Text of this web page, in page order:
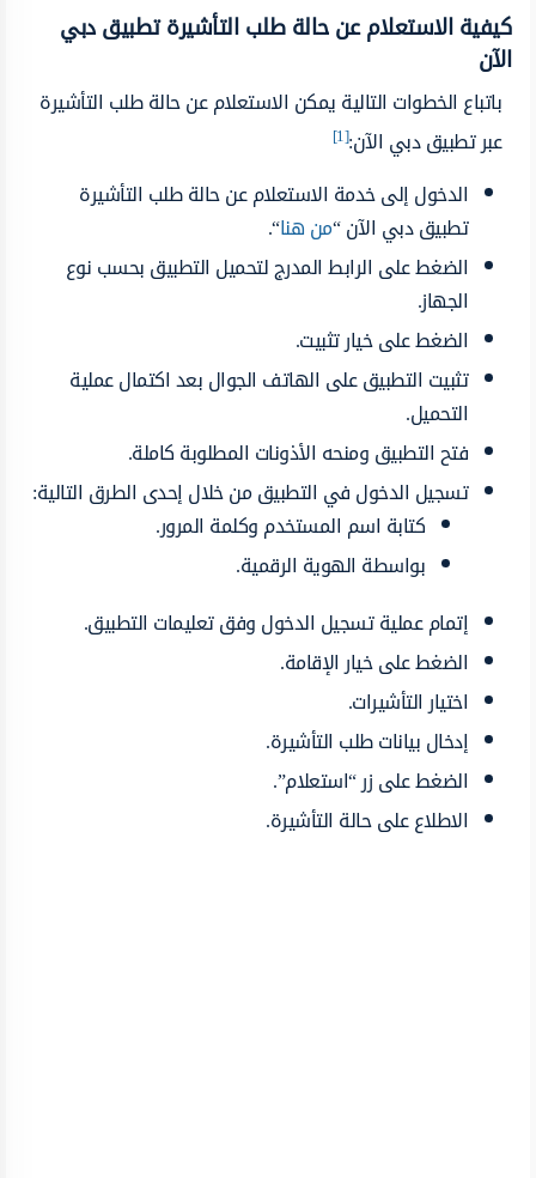
كيفية الاستعلام عن حالة طلب التأشيرة تطبيق دبي
الآن
باتباع الخطوات التالية يمكن الاستعلام عن حالة طلب التأشيرة
عبر تطبيق دبي الآن:[1]
الدخول إلى خدمة الاستعلام عن حالة طلب التأشيرة
تطبيق دبي الآن “من هنا“.
الضغط على الرابط المدرج لتحميل التطبيق بحسب نوع
الجهاز.
الضغط على خيار تثبيت.
تثبيت التطبيق على الهاتف الجوال بعد اكتمال عملية
التحميل.
فتح التطبيق ومنحه الأذونات المطلوبة كاملة.
تسجيل الدخول في التطبيق من خلال إحدى الطرق التالية:
كتابة اسم المستخدم وكلمة المرور.
بواسطة الهوية الرقمية.
إتمام عملية تسجيل الدخول وفق تعليمات التطبيق.
الضغط على خيار الإقامة.
اختيار التأشيرات.
إدخال بيانات طلب التأشيرة.
الضغط على زر “استعلام”.
الاطلاع على حالة التأشيرة.